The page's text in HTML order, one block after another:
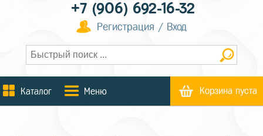
+7 (906) 692-16-32
Регистрация / Вход
Каталог Меню Корзина пуста